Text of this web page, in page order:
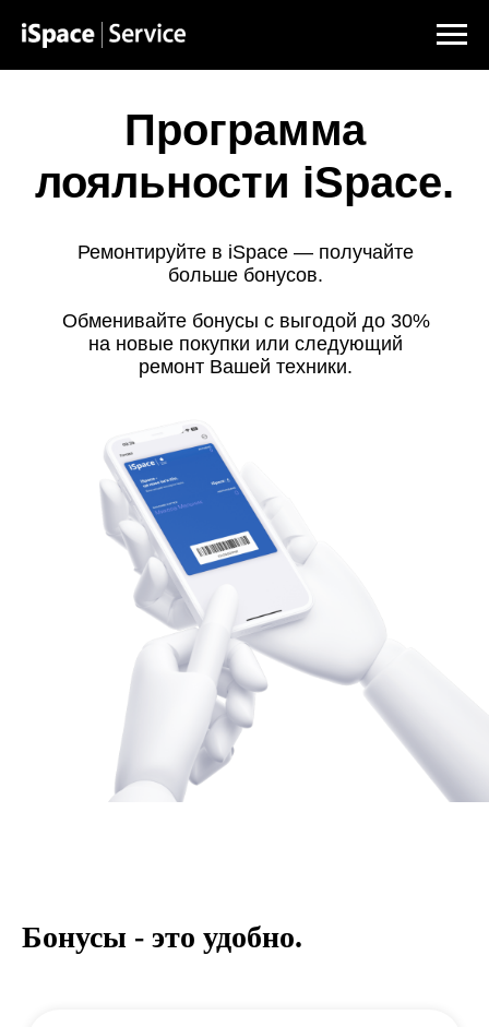
Программа
лояльности iSpace.
Ремонтируйте в iSpace — получайте
больше бонусов.
Обменивайте бонусы с выгодой до 30%
на новые покупки или следующий
ремонт Вашей техники.
Бонусы - это удобно.